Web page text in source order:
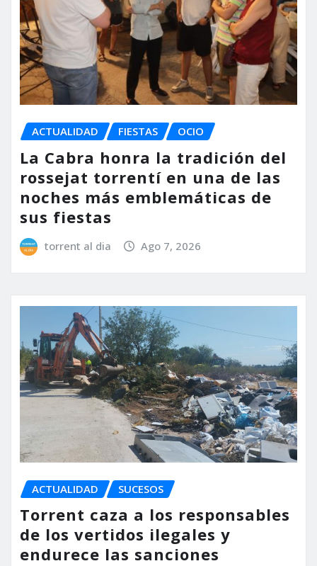
ACTUALIDAD FIESTAS OCIO
La Cabra honra la tradición del
rossejat torrentí en una de las
noches más emblemáticas de
sus fiestas
torrent al dia Ago 7, 2026
ACTUALIDAD SUCESOS
Torrent caza a los responsables
de los vertidos ilegales y
endurece las sanciones